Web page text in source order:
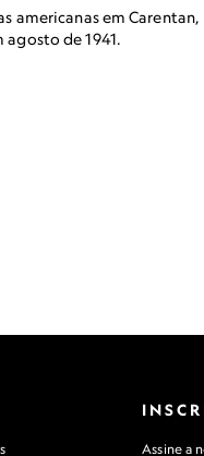
americanas em Carentan,
agosto de 1941.
Assine a